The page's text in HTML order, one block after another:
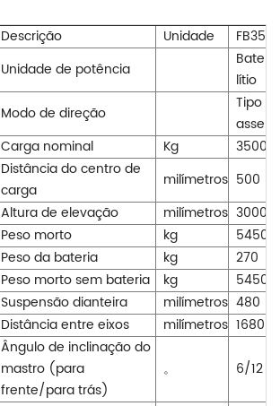
Descrição Unidade FB35
Unidade de potência
lítio
Modo de direção
Tipo
Carga nominal
Kg
3500
Distância do centro de
carga
milímetros 500
Altura de elevação
milímetros 3000
Peso morto kg
5450
Peso da bateria
kg
270
Peso morto sem bateria
kg 5450
Suspensão dianteira milímetros 480
Distância entre eixos
milímetros 1680
Ângulo de inclinação do
mastro (para
frente/para trás)
。 6/12